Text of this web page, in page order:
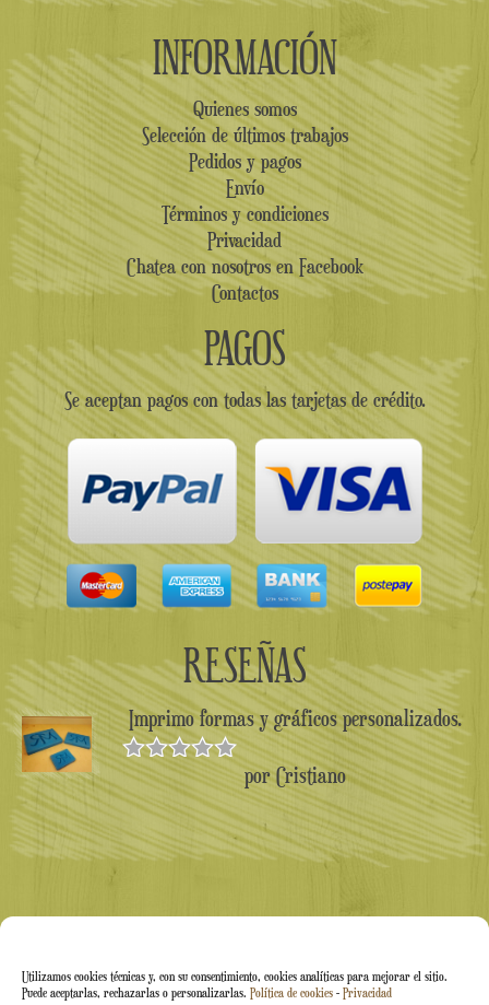
Utilizamos cookies técnicas y, con su consentimiento, cookies analíticas para mejorar el sitio.
Puede aceptarlas, rechazarlas o personalizarlas. Política de cookies - Privacidad
INFORMACIÓN
Quienes somos
Selección de últimos trabajos
Pedidos y pagos
Envío
Términos y condiciones
Privacidad
Chatea con nosotros en Facebook
Contactos
PAGOS
Se aceptan pagos con todas las tarjetas de crédito.
RESEÑAS
Imprimo formas y gráficos personalizados.
Valorado en
5de 5
por Cristiano